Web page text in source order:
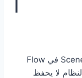
: إذا غادرت صفحة Scenebuilder في Flow
لا يحفظ